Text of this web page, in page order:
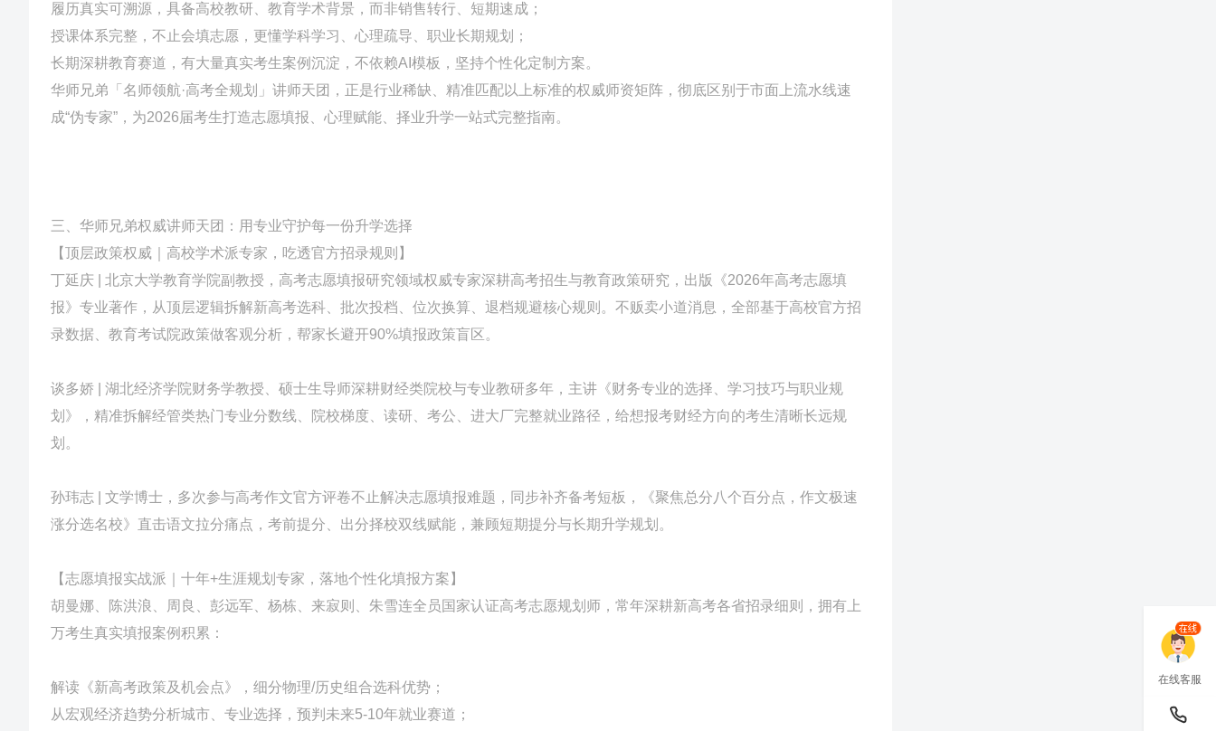
履历真实可溯源，具备高校教研、教育学术背景，而非销售转行、短期速成；
授课体系完整，不止会填志愿，更懂学科学习、心理疏导、职业长期规划；
长期深耕教育赛道，有大量真实考生案例沉淀，不依赖AI模板，坚持个性化定制方案。
华师兄弟「名师领航·高考全规划」讲师天团，正是行业稀缺、精准匹配以上标准的权威师资矩阵，彻底区别于市面上流水线速
成“伪专家”，为2026届考生打造志愿填报、心理赋能、择业升学一站式完整指南。
三、华师兄弟权威讲师天团：用专业守护每一份升学选择
【顶层政策权威｜高校学术派专家，吃透官方招录规则】
丁延庆 | 北京大学教育学院副教授，高考志愿填报研究领域权威专家深耕高考招生与教育政策研究，出版《2026年高考志愿填
报》专业著作，从顶层逻辑拆解新高考选科、批次投档、位次换算、退档规避核心规则。不贩卖小道消息，全部基于高校官方招
录数据、教育考试院政策做客观分析，帮家长避开90%填报政策盲区。
谈多娇 | 湖北经济学院财务学教授、硕士生导师深耕财经类院校与专业教研多年，主讲《财务专业的选择、学习技巧与职业规
划》，精准拆解经管类热门专业分数线、院校梯度、读研、考公、进大厂完整就业路径，给想报考财经方向的考生清晰长远规
划。
孙玮志 | 文学博士，多次参与高考作文官方评卷不止解决志愿填报难题，同步补齐备考短板，《聚焦总分八个百分点，作文极速
涨分选名校》直击语文拉分痛点，考前提分、出分择校双线赋能，兼顾短期提分与长期升学规划。
【志愿填报实战派｜十年+生涯规划专家，落地个性化填报方案】
胡曼娜、陈洪浪、周良、彭远军、杨栋、来寂则、朱雪连全员国家认证高考志愿规划师，常年深耕新高考各省招录细则，拥有上
万考生真实填报案例积累：
解读《新高考政策及机会点》，细分物理/历史组合选科优势；
从宏观经济趋势分析城市、专业选择，预判未来5-10年就业赛道；
在线客服